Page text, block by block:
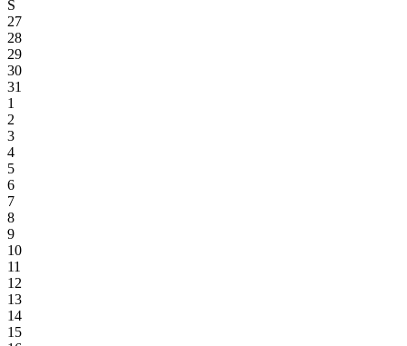
S
27
28
29
30
31
1
2
3
4
5
6
7
8
9
10
11
12
13
14
15